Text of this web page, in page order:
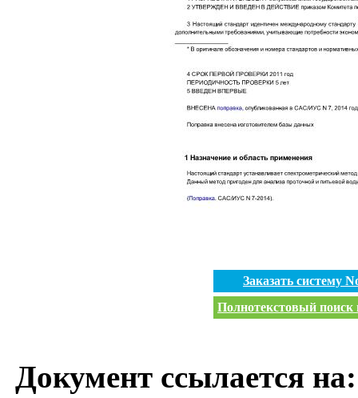
Заказать систему
Полнотекстовый поиск
Документ ссылается на: